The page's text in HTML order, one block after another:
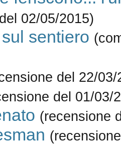
02/05/2015)
sentiero
del 22/03/
del 01/03/
(recensione